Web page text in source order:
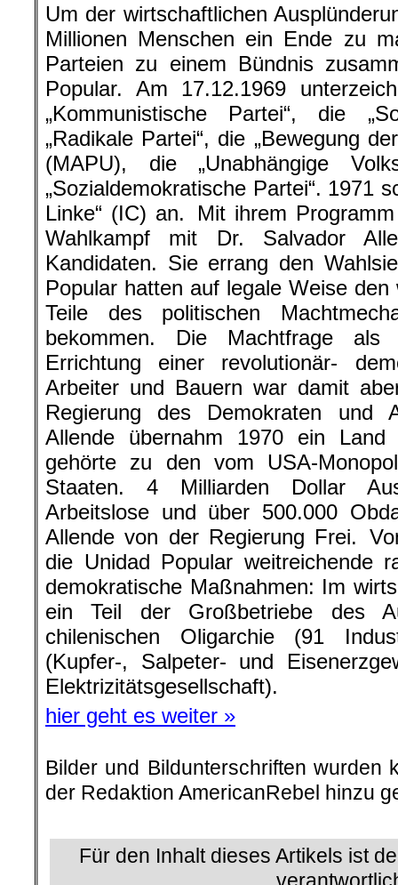
Um der wirtschaftlichen
Millionen Menschen ein Ende zu
Parteien zu einem Bündnis
Popular. Am 17.12.1969
„Kommunistische Partei“, die
„Radikale Partei“, die „Bewegung
(MAPU), die „Unabhängige
„Sozialdemokratische Partei“. 1971
Linke“ (IC) an. Mit ihrem
Wahlkampf mit Dr. Salvador
Kandidaten. Sie errang den
Popular hatten auf legale Weise
Teile des politischen
bekommen. Die Machtfrage
Errichtung einer revolutionär-
Arbeiter und Bauern war damit
Regierung des Demokraten und
Allende übernahm 1970 ein
gehörte zu den vom USA-
Staaten. 4 Milliarden Dollar
Arbeitslose und über 500.000
Allende von der Regierung Frei.
die Unidad Popular weitreichende
demokratische Maßnahmen: Im
ein Teil der Großbetriebe des
chilenischen Oligarchie (91
(Kupfer-, Salpeter- und
Elektrizitätsgesellschaft).
hier geht es weiter »
Bilder und Bildunterschriften wurden
der Redaktion AmericanRebel hinzu
Für den Inhalt dieses Artikels ist